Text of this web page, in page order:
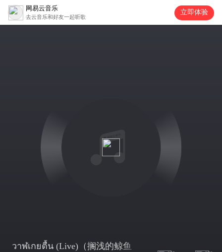
网易云音乐
去云音乐和好友一起听歌
立即体验
วาฬเกยตื้น (Live)（搁浅的鲸鱼